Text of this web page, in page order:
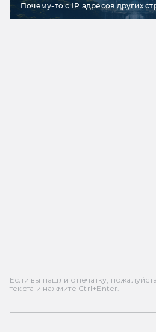
Почему-то с IP адресов других
Если вы нашли опечатку,
текста и нажмите Ctrl+Enter.